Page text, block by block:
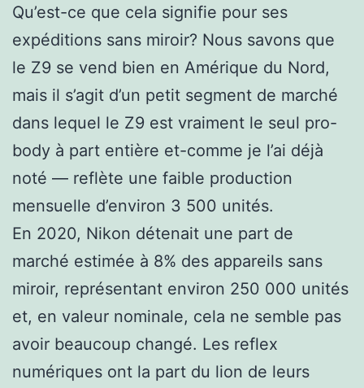
Qu’est-ce que cela signifie pour ses
expéditions sans miroir? Nous savons que
le Z9 se vend bien en Amérique du Nord,
mais il s’agit d’un petit segment de marché
dans lequel le Z9 est vraiment le seul pro-
body à part entière et-comme je l’ai déjà
noté — reflète une faible production
mensuelle d’environ 3 500 unités.
En 2020, Nikon détenait une part de
marché estimée à 8% des appareils sans
miroir, représentant environ 250 000 unités
et, en valeur nominale, cela ne semble pas
avoir beaucoup changé. Les reflex
numériques ont la part du lion de leurs